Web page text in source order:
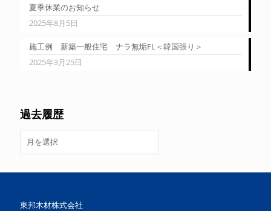
夏季休業のお知らせ
2025年8月5日
施工例 新築一般住宅 ナラ無垢FL＜韓国張り＞
2025年3月25日
過去履歴
東邦木材株式会社